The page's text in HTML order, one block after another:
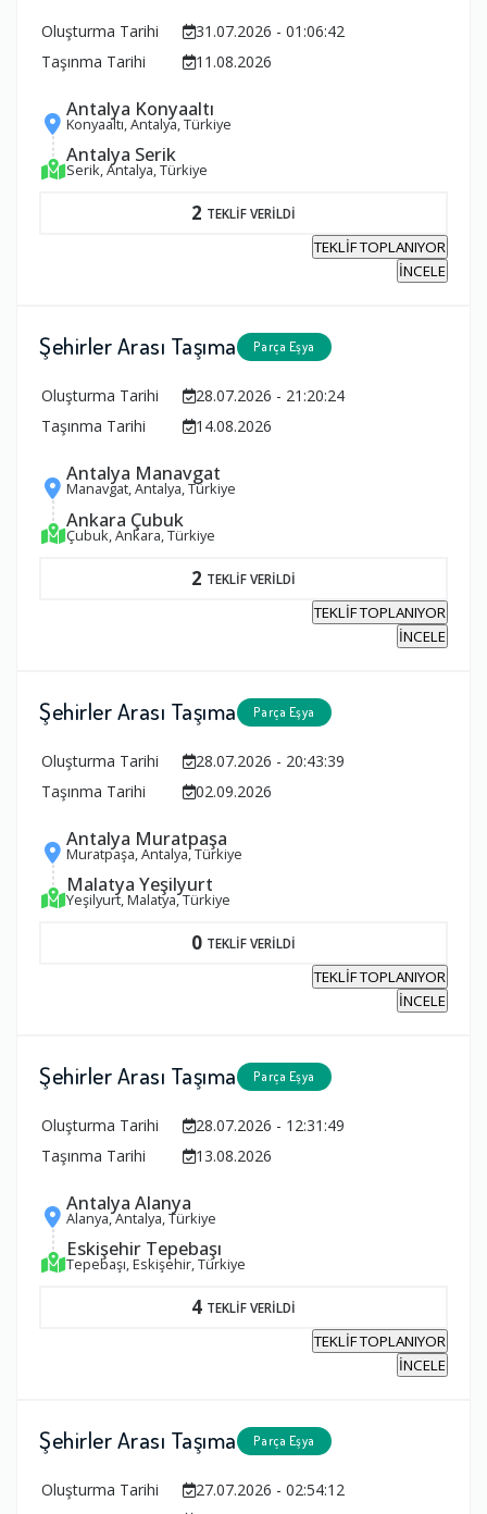
Oluşturma Tarihi
31.07.2026 - 01:06:42
Taşınma Tarihi
11.08.2026
Antalya Konyaaltı
Konyaaltı, Antalya, Türkiye
Antalya Serik
Serik, Antalya, Türkiye
2 TEKLİF VERİLDİ
TEKLİF TOPLANIYOR
İNCELE
Şehirler Arası Taşıma Parça Eşya
Oluşturma Tarihi
28.07.2026 - 21:20:24
Taşınma Tarihi
14.08.2026
Antalya Manavgat
Manavgat, Antalya, Türkiye
Ankara Çubuk
Çubuk, Ankara, Türkiye
2 TEKLİF VERİLDİ
TEKLİF TOPLANIYOR
İNCELE
Şehirler Arası Taşıma Parça Eşya
Oluşturma Tarihi
28.07.2026 - 20:43:39
Taşınma Tarihi
02.09.2026
Antalya Muratpaşa
Muratpaşa, Antalya, Türkiye
Malatya Yeşilyurt
Yeşilyurt, Malatya, Türkiye
0 TEKLİF VERİLDİ
TEKLİF TOPLANIYOR
İNCELE
Şehirler Arası Taşıma Parça Eşya
Oluşturma Tarihi
28.07.2026 - 12:31:49
Taşınma Tarihi
13.08.2026
Antalya Alanya
Alanya, Antalya, Türkiye
Eskişehir Tepebaşı
Tepebaşı, Eskişehir, Türkiye
4 TEKLİF VERİLDİ
TEKLİF TOPLANIYOR
İNCELE
Şehirler Arası Taşıma Parça Eşya
Oluşturma Tarihi
27.07.2026 - 02:54:12